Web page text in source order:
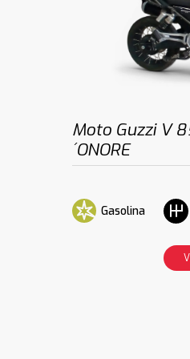
Moto Guzzi V
´ONORE
Gasolina